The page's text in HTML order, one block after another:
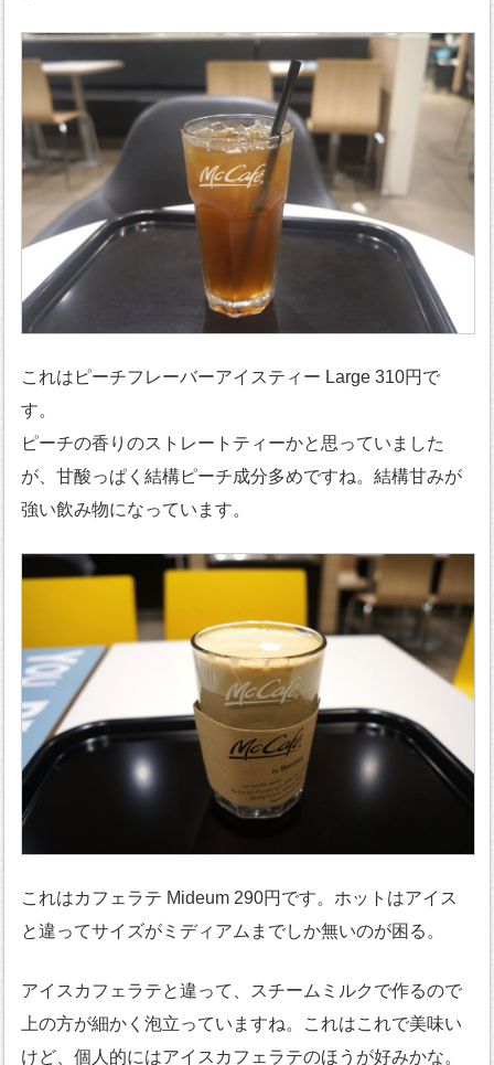
これはピーチフレーバーアイスティー Large 310円で
す。
ピーチの香りのストレートティーかと思っていました
が、甘酸っぱく結構ピーチ成分多めですね。結構甘みが
強い飲み物になっています。
これはカフェラテ Mideum 290円です。ホットはアイス
と違ってサイズがミディアムまでしか無いのが困る。
アイスカフェラテと違って、スチームミルクで作るので
上の方が細かく泡立っていますね。これはこれで美味い
けど、個人的にはアイスカフェラテのほうが好みかな。